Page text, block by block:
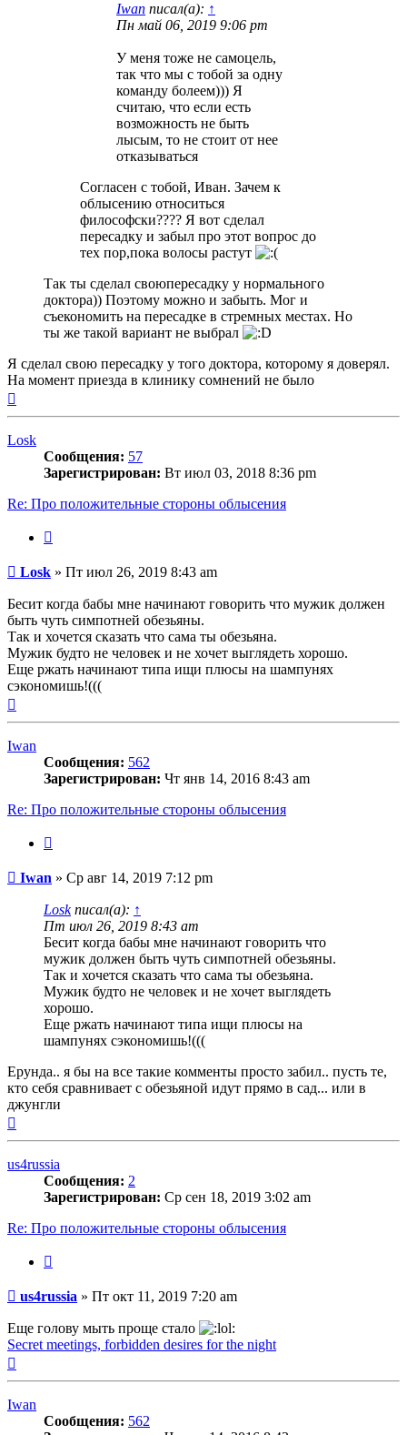
Iwan писал(а): ↑
Пн май 06, 2019 9:06 pm
У меня тоже не самоцель,
так что мы с тобой за одну
команду болеем))) Я
считаю, что если есть
возможность не быть
лысым, то не стоит от нее
отказываться
Согласен с тобой, Иван. Зачем к
облысению относиться
философски???? Я вот сделал
пересадку и забыл про этот вопрос до
тех пор,пока волосы растут
Так ты сделал своюпересадку у нормального
доктора)) Поэтому можно и забыть. Мог и
съекономить на пересадке в стремных местах. Но
ты же такой вариант не выбрал
Я сделал свою пересадку у того доктора, которому я доверял.
На момент приезда в клинику сомнений не было
Losk
Сообщения: 57
Зарегистрирован: Вт июл 03, 2018 8:36 pm
Re: Про положительные стороны облысения
Сообщение
Losk » Пт июл 26, 2019 8:43 am
Бесит когда бабы мне начинают говорить что мужик должен
быть чуть симпотней обезьяны.
Так и хочется сказать что сама ты обезьяна.
Мужик будто не человек и не хочет выглядеть хорошо.
Еще ржать начинают типа ищи плюсы на шампунях
сэкономишь!(((
Iwan
Сообщения: 562
Зарегистрирован: Чт янв 14, 2016 8:43 am
Re: Про положительные стороны облысения
Сообщение
Iwan » Ср авг 14, 2019 7:12 pm
Loskписал(а): ↑
Пт июл 26, 2019 8:43 am
Бесит когда бабы мне начинают говорить что
мужик должен быть чуть симпотней обезьяны.
Так и хочется сказать что сама ты обезьяна.
Мужик будто не человек и не хочет выглядеть
хорошо.
Еще ржать начинают типа ищи плюсы на
шампунях сэкономишь!(((
Ерунда.. я бы на все такие комменты просто забил.. пусть те,
кто себя сравнивает с обезьяной идут прямо в сад... или в
джунгли
us4russia
Сообщения: 2
Зарегистрирован: Ср сен 18, 2019 3:02 am
Re: Про положительные стороны облысения
Сообщение
us4russia » Пт окт 11, 2019 7:20 am
Еще голову мыть проще стало
Secret meetings, forbidden desires for the night
Iwan
Сообщения: 562